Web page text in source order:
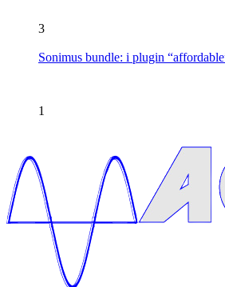
3
Sonimus bundle: i plugin
1